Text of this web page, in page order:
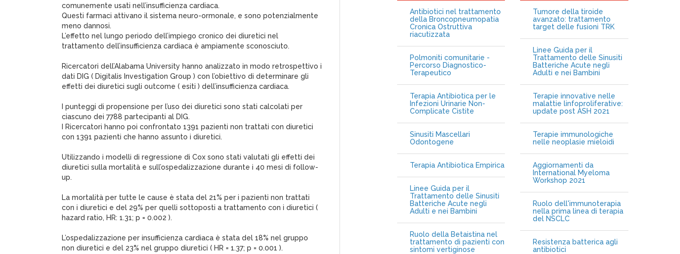
comunemente usati nell’insufficienza cardiaca.
Questi farmaci attivano il sistema neuro-ormonale, e sono potenzialmente
meno dannosi.
L’effetto nel lungo periodo dell’impiego cronico dei diuretici nel
trattamento dell’insufficienza cardiaca è ampiamente sconosciuto.
Ricercatori dell’Alabama University hanno analizzato in modo retrospettivo i
dati DIG ( Digitalis Investigation Group ) con l’obiettivo di determinare gli
effetti dei diuretici sugli outcome ( esiti ) dell’insufficienza cardiaca.
I punteggi di propensione per l’uso dei diuretici sono stati calcolati per
ciascuno dei 7788 partecipanti al DIG.
I Ricercatori hanno poi confrontato 1391 pazienti non trattati con diuretici
con 1391 pazienti che hanno assunto i diuretici.
Utilizzando i modelli di regressione di Cox sono stati valutati gli effetti dei
diuretici sulla mortalità e sull’ospedalizzazione durante i 40 mesi di follow-
up.
La mortalità per tutte le cause è stata del 21% per i pazienti non trattati
con i diuretici e del 29% per quelli sottoposti a trattamento con i diuretici (
hazard ratio, HR: 1.31; p = 0.002 ).
L’ospedalizzazione per insufficienza cardiaca è stata del 18% nel gruppo
non diuretici e del 23% nel gruppo diuretici ( HR = 1.37; p = 0.001 ).
Antibiotici nel trattamento
della Broncopneumopatia
Cronica Ostruttiva
riacutizzata
Polmoniti comunitarie -
Percorso Diagnostico-
Terapeutico
Terapia Antibiotica per le
Infezioni Urinarie Non-
Complicate Cistite
Sinusiti Mascellari
Odontogene
Terapia Antibiotica Empirica
Linee Guida per il
Trattamento delle Sinusiti
Batteriche Acute negli
Adulti e nei Bambini
Ruolo della Betaistina nel
trattamento di pazienti con
sintomi vertiginose
Tumore della tiroide
avanzato: trattamento
target delle fusioni TRK
Linee Guida per il
Trattamento delle Sinusiti
Batteriche Acute negli
Adulti e nei Bambini
Terapie innovative nelle
malattie linfoproliferative:
update post ASH 2021
Terapie immunologiche
nelle neoplasie mieloidi
Aggiornamenti da
International Myeloma
Workshop 2021
Ruolo dell'immunoterapia
nella prima linea di terapia
del NSCLC
Resistenza batterica agli
antibiotici